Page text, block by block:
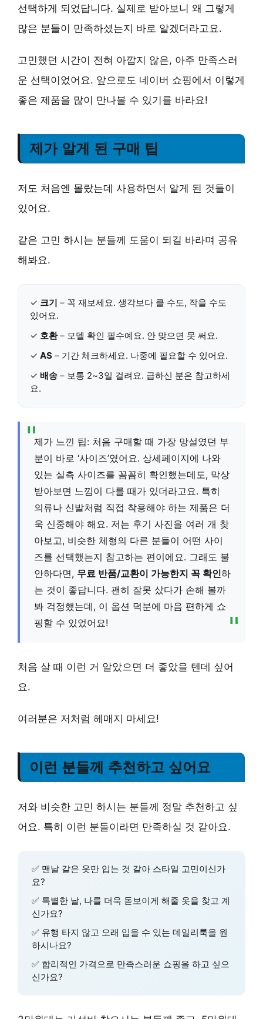
선택하게 되었답니다. 실제로 받아보니 왜 그렇게
많은 분들이 만족하셨는지 바로 알겠더라고요.
고민했던 시간이 전혀 아깝지 않은, 아주 만족스러
운 선택이었어요. 앞으로도 네이버 쇼핑에서 이렇게
좋은 제품을 많이 만나볼 수 있기를 바라요!
제가 알게 된 구매 팁
저도 처음엔 몰랐는데 사용하면서 알게 된 것들이
있어요.
같은 고민 하시는 분들께 도움이 되길 바라며 공유
해봐요.
✓ 크기 – 꼭 재보세요. 생각보다 클 수도, 작을 수도
있어요.
✓ 호환– 모델 확인 필수예요. 안 맞으면 못 써요.
✓ AS – 기간 체크하세요. 나중에 필요할 수 있어요.
✓ 배송 – 보통 2~3일 걸려요. 급하신 분은 참고하세
요.
제가 느낀 팁: 처음 구매할 때 가장 망설였던 부
분이 바로 ‘사이즈’였어요. 상세페이지에 나와
있는 실측 사이즈를 꼼꼼히 확인했는데도, 막상
받아보면 느낌이 다를 때가 있더라고요. 특히
의류나 신발처럼 직접 착용해야 하는 제품은 더
욱 신중해야 해요. 저는 후기 사진을 여러 개 찾
아보고, 비슷한 체형의 다른 분들이 어떤 사이
즈를 선택했는지 참고하는 편이에요. 그래도 불
안하다면, 무료 반품/교환이 가능한지 꼭 확인하
는 것이 좋답니다. 괜히 잘못 샀다가 손해 볼까
봐 걱정했는데, 이 옵션 덕분에 마음 편하게 쇼
핑할 수 있었어요!
처음 살 때 이런 거 알았으면 더 좋았을 텐데 싶어
요.
여러분은 저처럼 헤매지 마세요!
이런 분들께 추천하고 싶어요
저와 비슷한 고민 하시는 분들께 정말 추천하고 싶
어요. 특히 이런 분들이라면 만족하실 것 같아요.
✅ 맨날 같은 옷만 입는 것 같아 스타일 고민이신가
요?
✅ 특별한 날, 나를 더욱 돋보이게 해줄 옷을 찾고 계
신가요?
✅ 유행 타지 않고 오래 입을 수 있는 데일리룩을 원
하시나요?
✅ 합리적인 가격으로 만족스러운 쇼핑을 하고 싶으
신가요?